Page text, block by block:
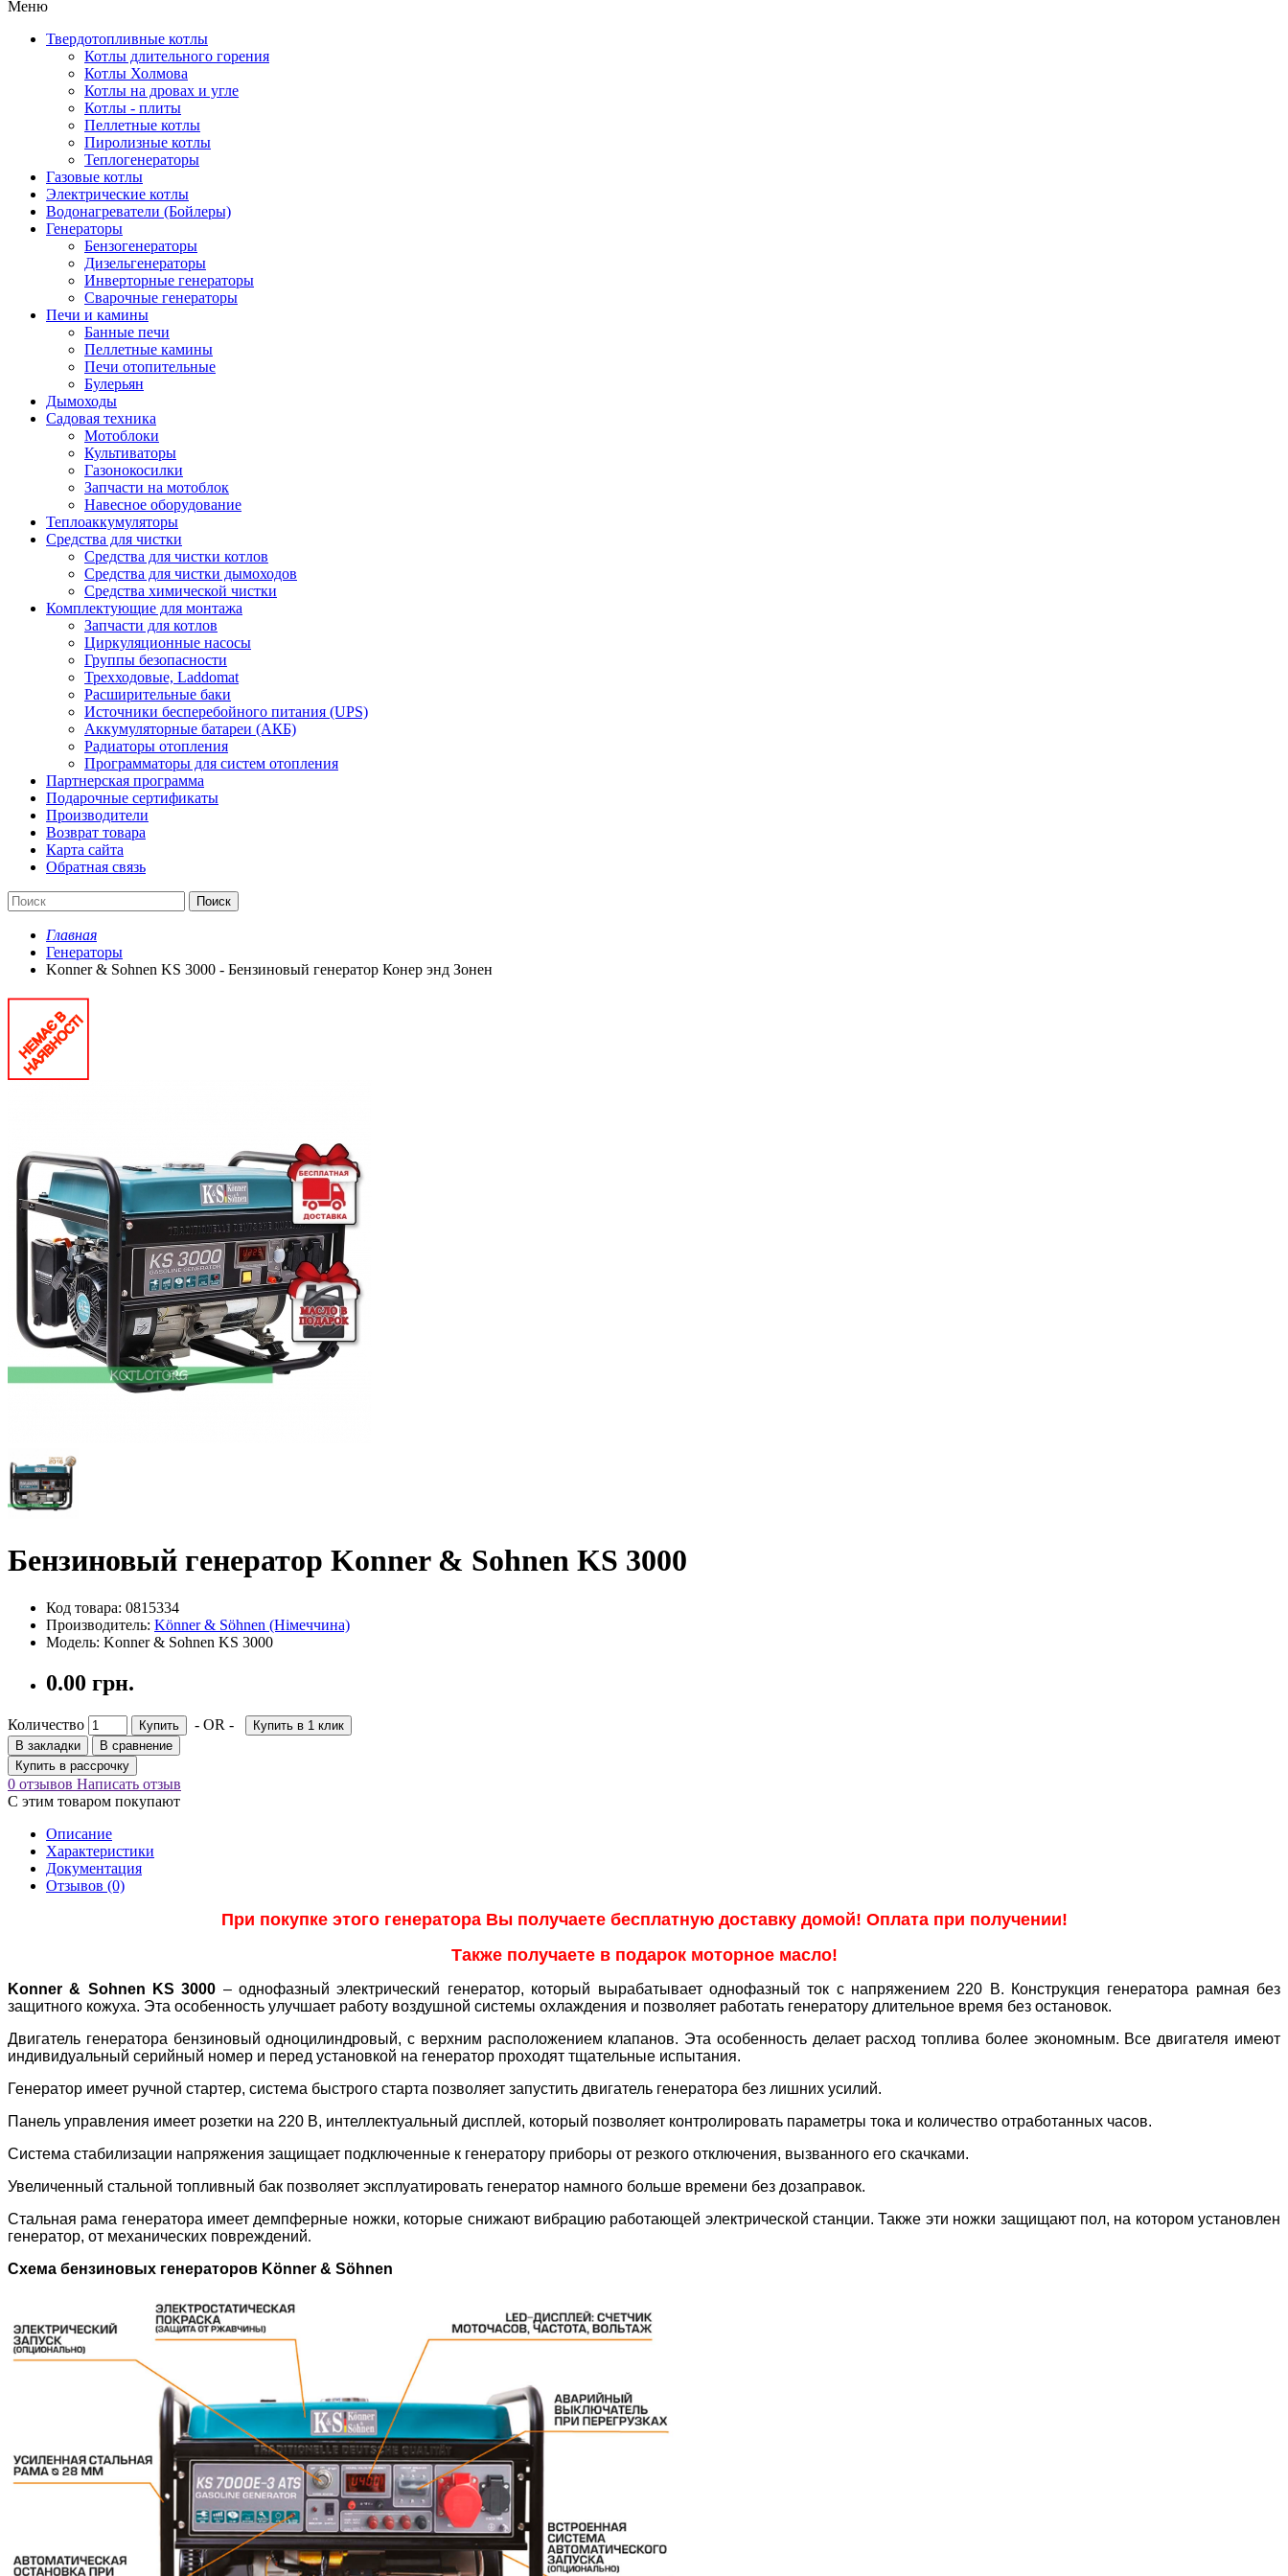
Меню
Твердотопливные котлы
Котлы длительного горения
Котлы Холмова
Котлы на дровах и угле
Котлы - плиты
Пеллетные котлы
Пиролизные котлы
Теплогенераторы
Газовые котлы
Электрические котлы
Водонагреватели (Бойлеры)
Генераторы
Бензогенераторы
Дизельгенераторы
Инверторные генераторы
Сварочные генераторы
Печи и камины
Банные печи
Пеллетные камины
Печи отопительные
Булерьян
Дымоходы
Садовая техника
Мотоблоки
Культиваторы
Газонокосилки
Запчасти на мотоблок
Навесное оборудование
Теплоаккумуляторы
Средства для чистки
Средства для чистки котлов
Средства для чистки дымоходов
Средства химической чистки
Комплектующие для монтажа
Запчасти для котлов
Циркуляционные насосы
Группы безопасности
Трехходовые, Laddomat
Расширительные баки
Источники бесперебойного питания (UPS)
Аккумуляторные батареи (АКБ)
Радиаторы отопления
Программаторы для систем отопления
Партнерская программа
Подарочные сертификаты
Производители
Возврат товара
Карта сайта
Обратная связь
Поиск
Главная
Генераторы
Konner & Sohnen KS 3000 - Бензиновый генератор Конер энд Зонен
Бензиновый генератор Konner & Sohnen KS 3000
Код товара: 0815334
Производитель: Könner & Söhnen (Німеччина)
Модель: Konner & Sohnen KS 3000
0.00 грн.
Количество Купить - OR -
Купить в 1 клик
В закладки
В сравнение
Купить в рассрочку
0 отзывов Написать отзыв
С этим товаром покупают
Описание
Характеристики
Документация
Отзывов (0)
При покупке этого генератора Вы получаете бесплатную доставку домой! Оплата при получении!
Также получаете в подарок моторное масло!
Konner & Sohnen KS 3000 – однофазный электрический генератор, который вырабатывает однофазный ток с напряжением 220 В. Конструкция генератора рамная без
защитного кожуха. Эта особенность улучшает работу воздушной системы охлаждения и позволяет работать генератору длительное время без остановок.
Двигатель генератора бензиновый одноцилиндровый, с верхним расположением клапанов. Эта особенность делает расход топлива более экономным. Все двигателя имеют
индивидуальный серийный номер и перед установкой на генератор проходят тщательные испытания.
Генератор имеет ручной стартер, система быстрого старта позволяет запустить двигатель генератора без лишних усилий.
Панель управления имеет розетки на 220 В, интеллектуальный дисплей, который позволяет контролировать параметры тока и количество отработанных часов.
Система стабилизации напряжения защищает подключенные к генератору приборы от резкого отключения, вызванного его скачками.
Увеличенный стальной топливный бак позволяет эксплуатировать генератор намного больше времени без дозаправок.
Стальная рама генератора имеет демпферные ножки, которые снижают вибрацию работающей электрической станции. Также эти ножки защищают пол, на котором установлен
генератор, от механических повреждений.
Схема бензиновых генераторов Könner & Söhnen